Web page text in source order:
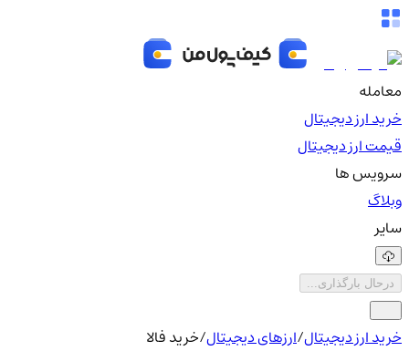
معامله
خرید ارز دیجیتال
قیمت ارز دیجیتال
سرویس ها
وبلاگ
سایر
درحال بارگذاری...
خرید ارز دیجیتال/ارزهای دیجیتال/خرید فالا